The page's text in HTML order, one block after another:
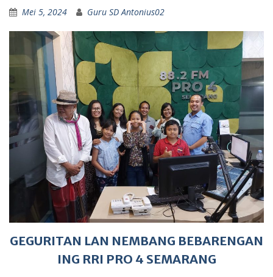
Mei 5, 2024 Guru SD Antonius02
GEGURITAN LAN NEMBANG BEBARENGAN
ING RRI PRO 4 SEMARANG